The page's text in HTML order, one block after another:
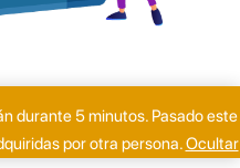
durante 5 minutos. Pasado este
por otra persona.Ocultar